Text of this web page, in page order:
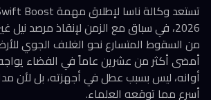
2026، في سباق مع الزمن لإنقاذ مرصد
من السقوط المتسارع نحو الغلاف الجوي
أمضى أكثر من عشرين عاماً في الفضاء
أوانه، ليس بسبب عطل في أجهزته، بل لأن
أسرع مما توقعه العلماء.